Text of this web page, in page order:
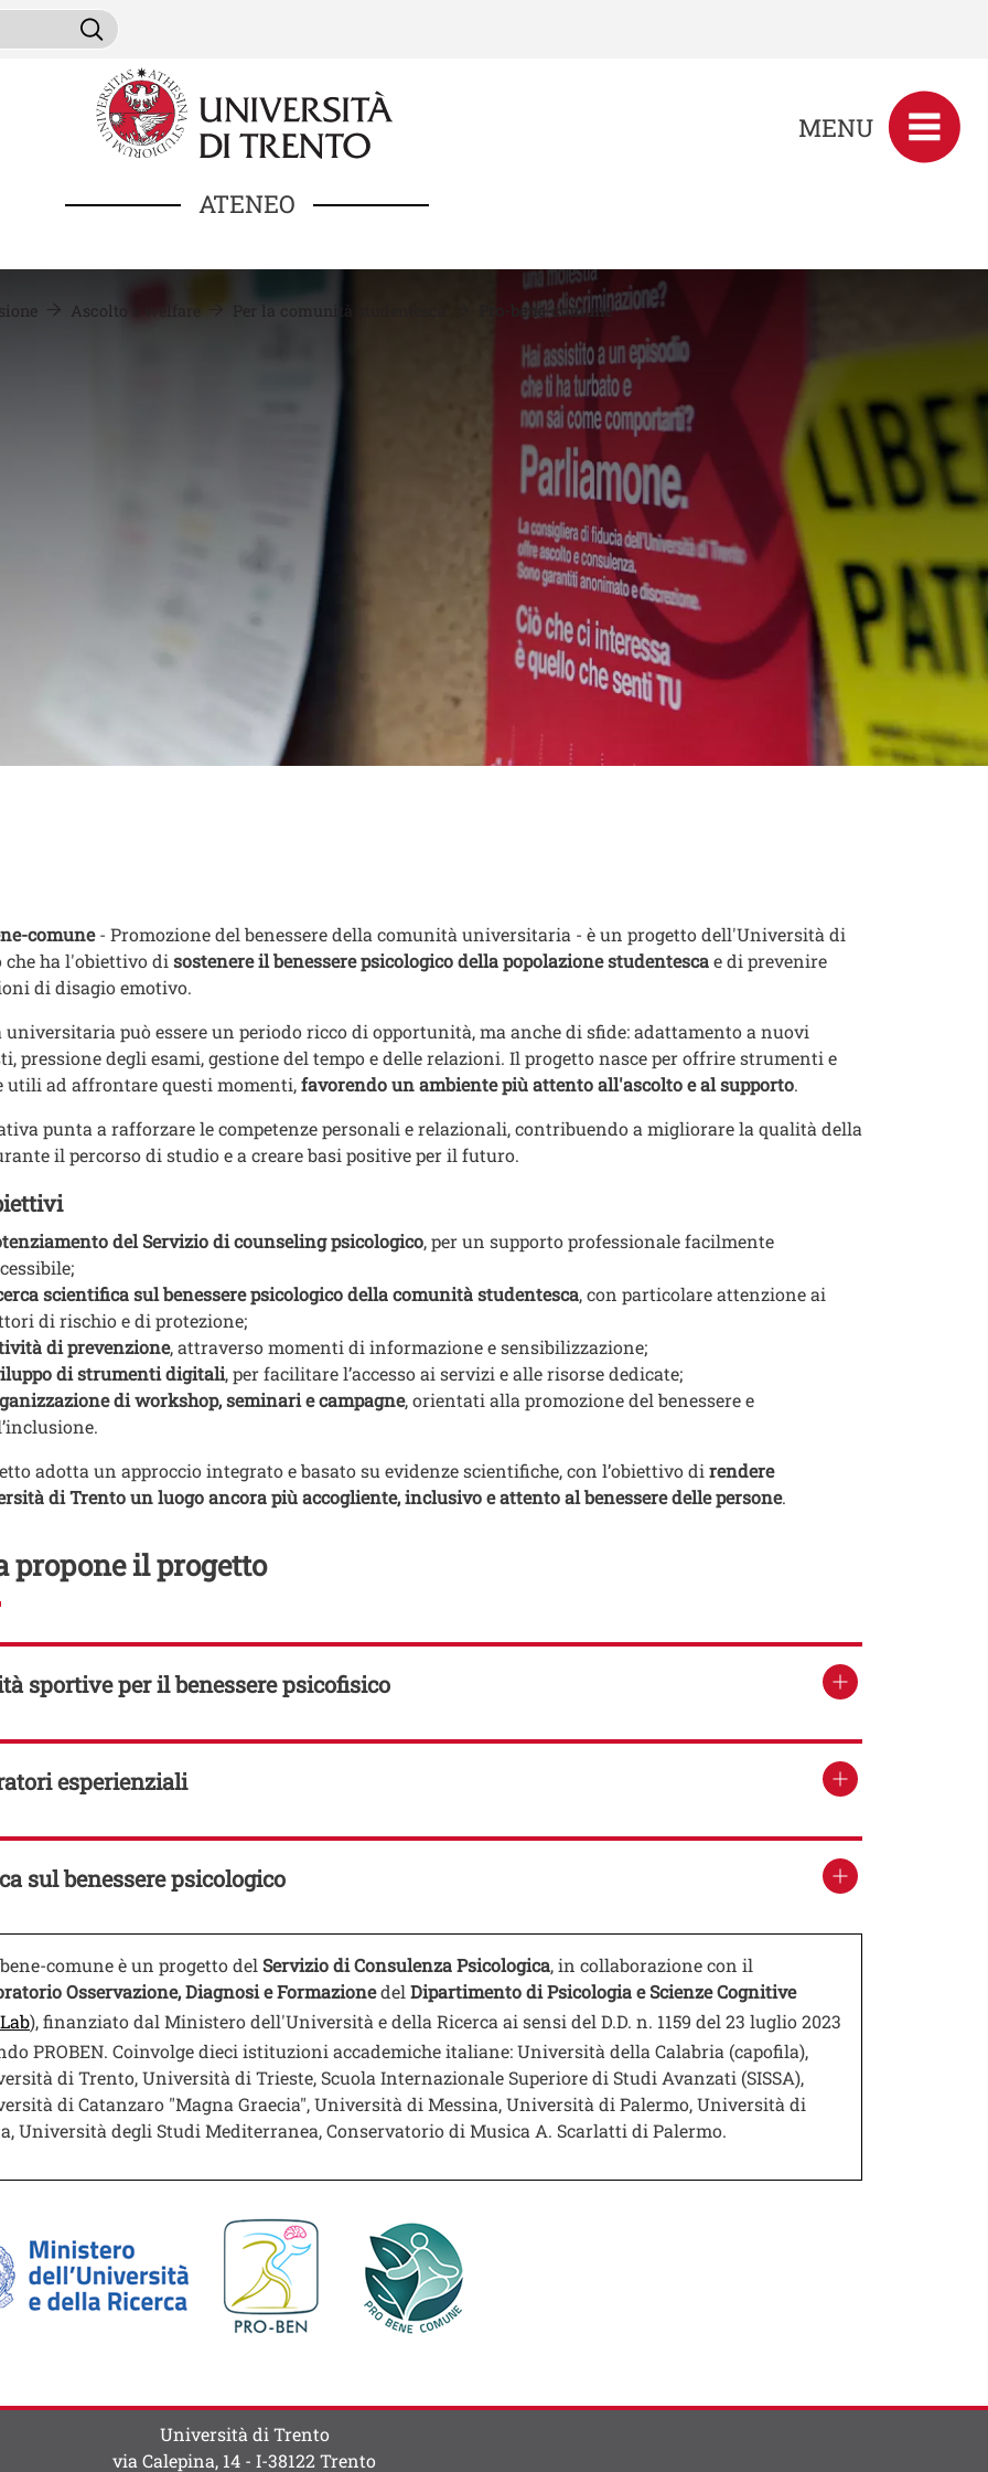
da cercare
Cerca
ATENEO
MENU
Ascolto e welfare Per la comunità studentesca Pro-bene-comune
comune- Promozione del benessere della comunità universitaria - è un progetto dell'Università di
che ha l'obiettivo di sostenere il benessere psicologico della popolazione studentescae di prevenire
di disagio emotivo.
universitaria può essere un periodo ricco di opportunità, ma anche di sfide: adattamento a nuovi
pressione degli esami, gestione del tempo e delle relazioni. Il progetto nasce per offrire strumenti e
utili ad affrontare questi momenti,favorendo un ambiente più attento all'ascolto e al supporto.
punta a rafforzare le competenze personali e relazionali, contribuendo a migliorare la qualità della
il percorso di studio e a creare basi positive per il futuro.
del Servizio di counseling psicologico, per un supporto professionale facilmente
scientifica sul benessere psicologico della comunità studentesca, con particolare attenzione ai
di rischio e di protezione;
di prevenzione, attraverso momenti di informazione e sensibilizzazione;
di strumenti digitali, per facilitare l’accesso ai servizi e alle risorse dedicate;
di workshop, seminari e campagne, orientati alla promozione del benessere e
adotta un approccio integrato e basato su evidenze scientifiche, con l’obiettivo di rendere
di Trento un luogo ancora più accogliente, inclusivo e attento al benessere delle persone.
propone il progetto
sportive per il benessere psicofisico
esperienziali
sul benessere psicologico
comune è un progetto del Servizio di Consulenza Psicologica, in collaborazione con il
Osservazione, Diagnosi e Formazionedel Dipartimento di Psicologia e Scienze Cognitive
Apri il link in una nuova finestra
), finanziato dal Ministero dell'Università e della Ricerca ai sensi del D.D. n. 1159 del 23 luglio 2023
PROBEN. Coinvolge dieci istituzioni accademiche italiane: Università della Calabria (capofila),
di Trento, Università di Trieste, Scuola Internazionale Superiore di Studi Avanzati (SISSA),
di Catanzaro "Magna Graecia", Università di Messina, Università di Palermo, Università di
Università degli Studi Mediterranea, Conservatorio di Musica A. Scarlatti di Palermo.
Università di Trento
via Calepina, 14 - I-38122 Trento